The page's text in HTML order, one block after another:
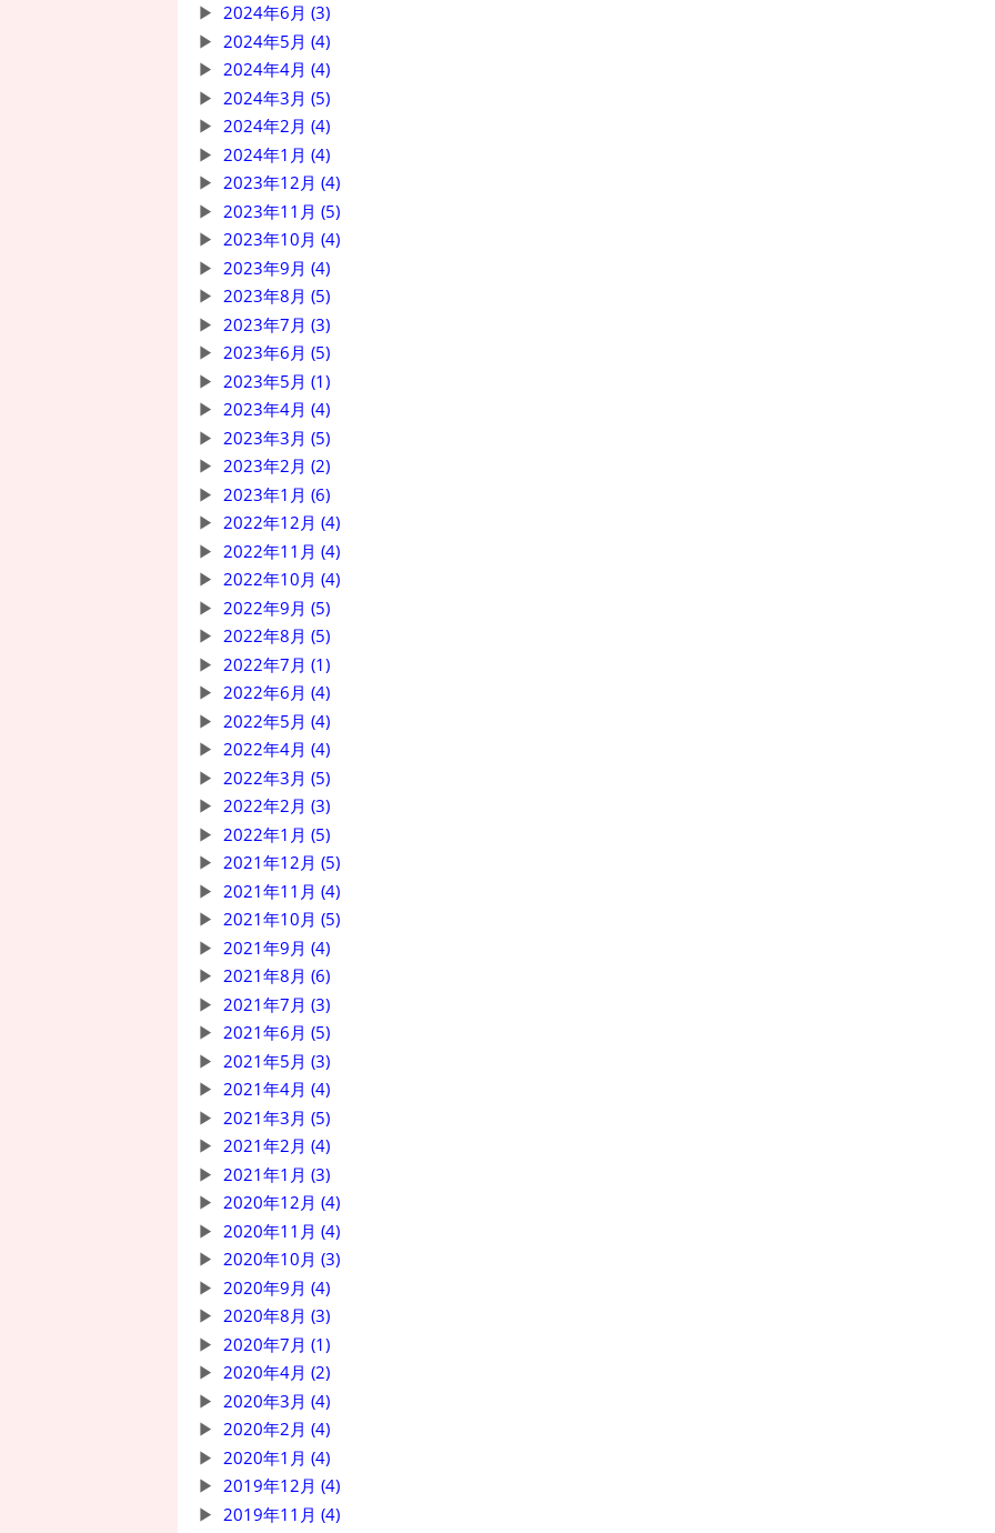
2024年6月 (3)
2024年5月 (4)
2024年4月 (4)
2024年3月 (5)
2024年2月 (4)
2024年1月 (4)
2023年12月 (4)
2023年11月 (5)
2023年10月 (4)
2023年9月 (4)
2023年8月 (5)
2023年7月 (3)
2023年6月 (5)
2023年5月 (1)
2023年4月 (4)
2023年3月 (5)
2023年2月 (2)
2023年1月 (6)
2022年12月 (4)
2022年11月 (4)
2022年10月 (4)
2022年9月 (5)
2022年8月 (5)
2022年7月 (1)
2022年6月 (4)
2022年5月 (4)
2022年4月 (4)
2022年3月 (5)
2022年2月 (3)
2022年1月 (5)
2021年12月 (5)
2021年11月 (4)
2021年10月 (5)
2021年9月 (4)
2021年8月 (6)
2021年7月 (3)
2021年6月 (5)
2021年5月 (3)
2021年4月 (4)
2021年3月 (5)
2021年2月 (4)
2021年1月 (3)
2020年12月 (4)
2020年11月 (4)
2020年10月 (3)
2020年9月 (4)
2020年8月 (3)
2020年7月 (1)
2020年4月 (2)
2020年3月 (4)
2020年2月 (4)
2020年1月 (4)
2019年12月 (4)
2019年11月 (4)